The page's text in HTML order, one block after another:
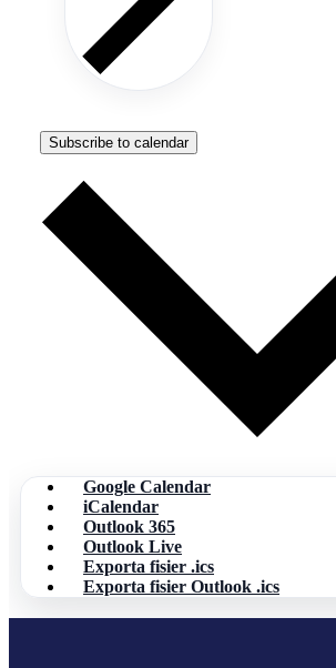
Subscribe to calendar
Google Calendar
iCalendar
Outlook 365
Outlook Live
Exporta fisier .ics
Exporta fisier Outlook .ics